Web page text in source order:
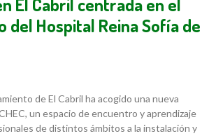
del Hospital Reina Sofía de
de El Cabril ha acogido una nueva
un espacio de encuentro y aprendizaje
de distintos ámbitos a la instalación y